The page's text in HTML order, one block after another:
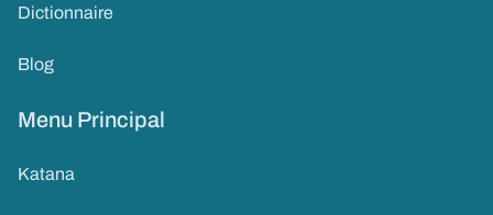
Dictionnaire
Blog
Menu Principal
Katana